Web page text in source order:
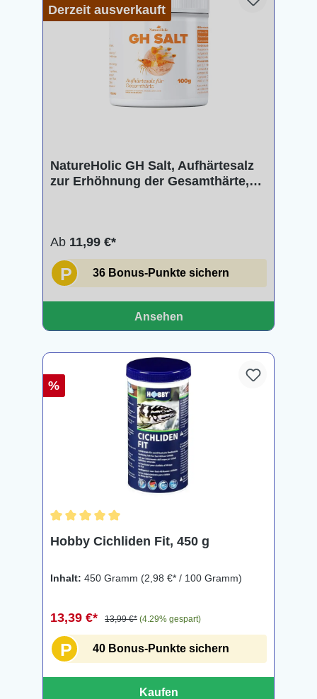
Derzeit ausverkauft
NatureHolic GH Salt, Aufhärtesalz
zur Erhöhnung der Gesamthärte,
Ab 11,99 €*
P 36 Bonus-Punkte sichern
Ansehen
%
Hobby Cichliden Fit, 450 g
Inhalt: 450 Gramm (2,98 €* / 100 Gramm)
13,39 €* 13,99 €* (4.29% gespart)
P 40 Bonus-Punkte sichern
Kaufen